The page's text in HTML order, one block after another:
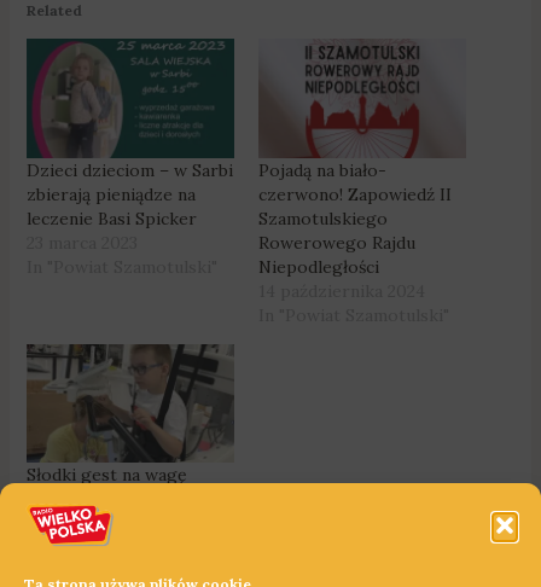
Related
Dzieci dzieciom – w Sarbi
zbierają pieniądze na
leczenie Basi Spicker
Pojadą na biało-
czerwono! Zapowiedź II
Szamotulskiego
Rowerowego Rajdu
Niepodległości
Słodki gest na wagę
pomoże 6-letniemu
Filipkowi!